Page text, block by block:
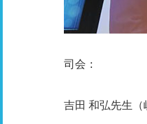
司会：
吉田 和弘先生（